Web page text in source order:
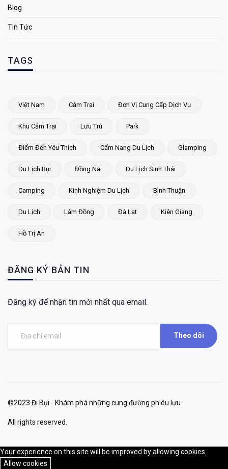
Blog
Tin Tức
TAGS
Việt Nam Cắm Trại Đơn Vị Cung Cấp Dịch Vụ
Khu Cắm Trại Lưu Trú Park
Điểm Đến Yêu Thích Cẩm Nang Du Lịch Glamping
Du Lịch Bụi Đồng Nai Du Lịch Sinh Thái
Camping Kinh Nghiệm Du Lịch Bình Thuận
Du Lịch Lâm Đồng Đà Lạt Kiên Giang
Hồ Trị An
ĐĂNG KÝ BẢN TIN
Đăng ký để nhận tin mới nhất qua email.
Theo dõi
©2023 Đi Bụi - Khám phá những cung đường phiêu lưu
All rights reserved.
Your experience on this site will be improved by allowing cookies.
Allow cookies